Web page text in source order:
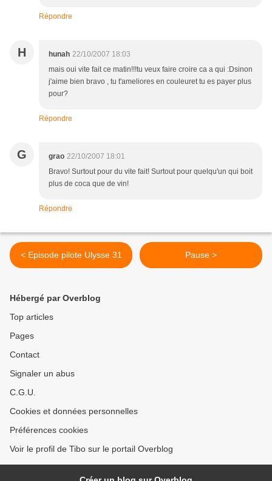
Répondre
H hunah 22/10/2007 18:03
mais oui vite fait ce matin!!!tu veux faire croire ca a qui :Dsinon
j'aime bien bravo , tu t'ameliores en couleuret tu es payer plus
pour?
Répondre
G grao 22/10/2007 18:01
Bravo! Surtout pour du vite fait! Surtout pour quelqu'un qui boit
plus de coca que de vin!
Répondre
< Episode pilote Ulysse 31 Pause >
Hébergé par Overblog
Top articles
Pages
Contact
Signaler un abus
C.G.U.
Cookies et données personnelles
Préférences cookies
Voir le profil de Tibo sur le portail Overblog